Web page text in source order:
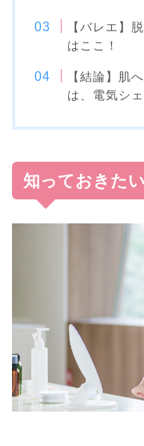
【バレエ】
はここ！
【結論】肌
は、電気シ
知っておきた